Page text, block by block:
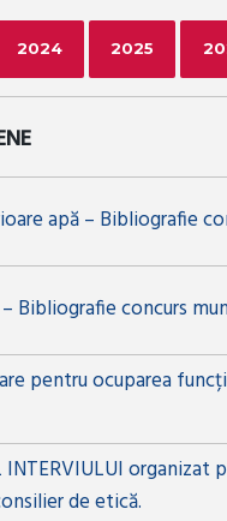
2024 2025
apă – Bibliografie
– Bibliografie concurs
pentru ocuparea
INTERVIULUI
de etică.